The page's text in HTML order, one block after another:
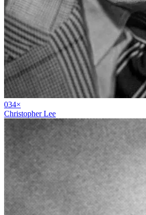
034×
Christopher Lee